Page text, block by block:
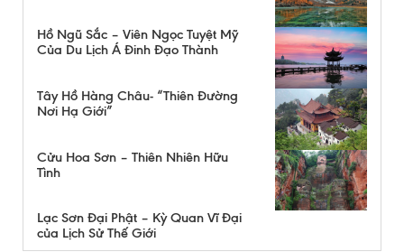
Hồ Ngũ Sắc – Viên Ngọc Tuyệt Mỹ
Của Du Lịch Á Đinh Đạo Thành
Tây Hồ Hàng Châu- “Thiên Đường
Nơi Hạ Giới”
Cửu Hoa Sơn – Thiên Nhiên Hữu
Tình
Lạc Sơn Đại Phật – Kỳ Quan Vĩ Đại
của Lịch Sử Thế Giới